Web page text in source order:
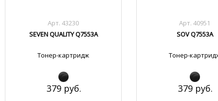
Арт. 43230
SEVEN QUALITY Q7553A
Тонер-картридж
379 руб.
Арт. 40951
SOV Q7553A
Тонер-
379 руб.